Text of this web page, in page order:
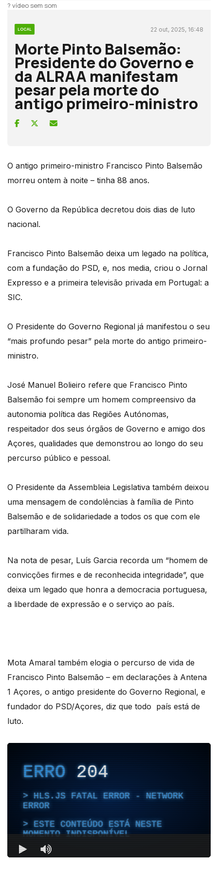
? vídeo sem som
LOCAL 22 out, 2025, 16:48
Morte Pinto Balsemão:
Presidente do Governo e
da ALRAA manifestam
pesar pela morte do
antigo primeiro-ministro
O antigo primeiro-ministro Francisco Pinto Balsemão
morreu ontem à noite – tinha 88 anos.
O Governo da República decretou dois dias de luto
nacional.
Francisco Pinto Balsemão deixa um legado na política,
com a fundação do PSD, e, nos media, criou o Jornal
Expresso e a primeira televisão privada em Portugal: a
SIC.
O Presidente do Governo Regional já manifestou o seu
“mais profundo pesar” pela morte do antigo primeiro-
ministro.
José Manuel Bolieiro refere que Francisco Pinto
Balsemão foi sempre um homem compreensivo da
autonomia política das Regiões Autónomas,
respeitador dos seus órgãos de Governo e amigo dos
Açores, qualidades que demonstrou ao longo do seu
percurso público e pessoal.
O Presidente da Assembleia Legislativa também deixou
uma mensagem de condolências à família de Pinto
Balsemão e de solidariedade a todos os que com ele
partilharam vida.
Na nota de pesar, Luís Garcia recorda um “homem de
convicções firmes e de reconhecida integridade”, que
deixa um legado que honra a democracia portuguesa,
a liberdade de expressão e o serviço ao país.
Mota Amaral também elogia o percurso de vida de
Francisco Pinto Balsemão – em declarações à Antena
1 Açores, o antigo presidente do Governo Regional, e
fundador do PSD/Açores, diz que todo país está de
luto.